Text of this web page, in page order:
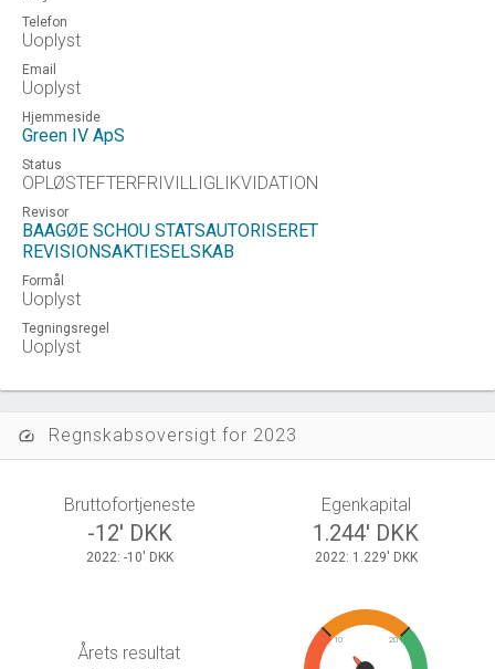
Telefon
Uoplyst
Email
Uoplyst
Hjemmeside
Green IV ApS
Status
OPLØSTEFTERFRIVILLIGLIKVIDATION
Revisor
BAAGØE SCHOU STATSAUTORISERET
REVISIONSAKTIESELSKAB
Formål
Uoplyst
Tegningsregel
Uoplyst
speed Regnskabsoversigt for 2023
Bruttofortjeneste
-12' DKK
2022: -10' DKK
Egenkapital
1.244' DKK
2022: 1.229' DKK
Årets resultat
10 20